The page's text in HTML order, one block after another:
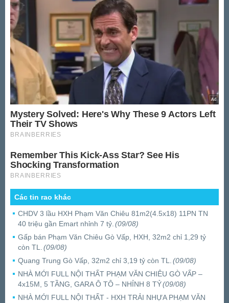
Các tin rao khác
CHDV 3 lầu HXH Phạm Văn Chiêu 81m2(4.5x18) 11PN TN
40 triệu gần Emart nhỉnh 7 tỷ.(09/08)
Gấp bán Phạm Văn Chiêu Gò Vấp, HXH, 32m2 chỉ 1,29 tỷ
còn TL.(09/08)
Quang Trung Gò Vấp, 32m2 chỉ 3,19 tỷ còn TL.(09/08)
NHÀ MỚI FULL NỘI THẤT PHẠM VĂN CHIÊU GÒ VẤP –
4x15M, 5 TẦNG, GARA Ô TÔ – NHỈNH 8 TỶ(09/08)
NHÀ MỚI FULL NỘI THẤT - HXH TRẢI NHỰA PHẠM VĂN